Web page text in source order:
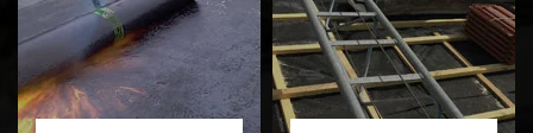
31
demoussage de
toiture 31